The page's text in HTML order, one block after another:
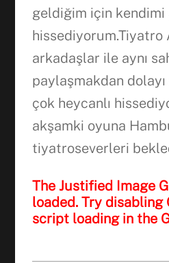
geldiğim için kendimi
hissediyorum.Tiyatro
arkadaşlar ile aynı
paylaşmakdan
çok heycanlı
akşamki oyuna
tiyatroseverleri
The Justified Image
loaded. Try disabling
script loading in the